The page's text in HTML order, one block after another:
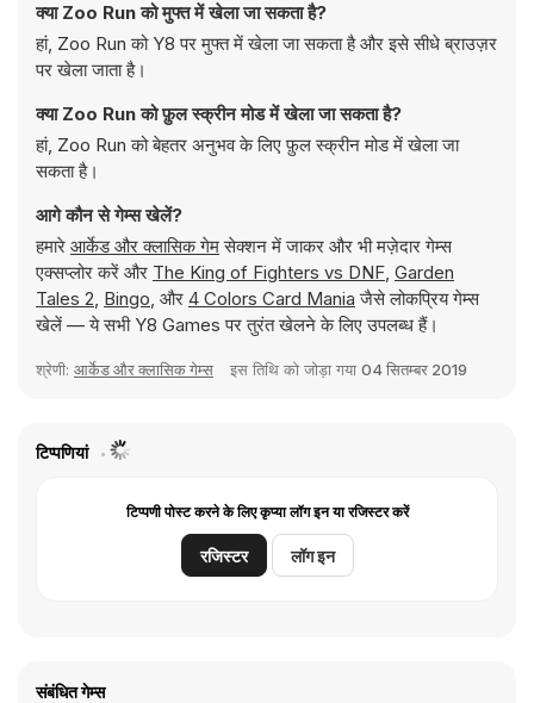
क्या Zoo Run को मुफ्त में खेला जा सकता है?
हां, Zoo Run को Y8 पर मुफ्त में खेला जा सकता है और इसे सीधे ब्राउज़र
पर खेला जाता है।
क्या Zoo Run को फ़ुल स्क्रीन मोड में खेला जा सकता है?
हां, Zoo Run को बेहतर अनुभव के लिए फ़ुल स्क्रीन मोड में खेला जा
सकता है।
आगे कौन से गेम्स खेलें?
हमारे आर्केड और क्लासिक गेमसेक्शन में जाकर और भी मज़ेदार गेम्स
एक्सप्लोर करें और The King of Fighters vs DNF, Garden
Tales 2, Bingo, और 4 Colors Card Mania जैसे लोकप्रिय गेम्स
खेलें — ये सभी Y8 Games पर तुरंत खेलने के लिए उपलब्ध हैं।
श्रेणी: आर्केड और क्लासिक गेम्स इस तिथि को जोड़ा गया 04 सितम्बर 2019
टिप्पणियां
टिप्पणी पोस्ट करने के लिए कृप्या लॉग इन या रजिस्टर करें
रजिस्टर लॉग इन
संबंधित गेम्स